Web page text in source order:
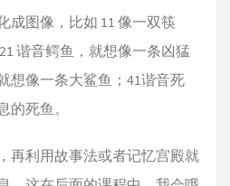
成图像，比如 11 像一双筷
谐音鳄鱼，就想像一条凶猛
想像一条大鲨鱼；41谐音死
的死鱼。
再利用故事法或者记忆宫殿就